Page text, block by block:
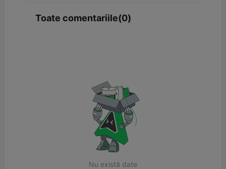
Toate comentariile(0)
Nu există date